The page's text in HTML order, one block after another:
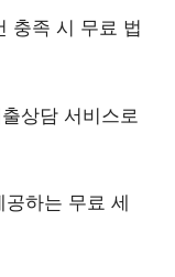
충족 시 무료 법
상담 서비스로
하는 무료 세